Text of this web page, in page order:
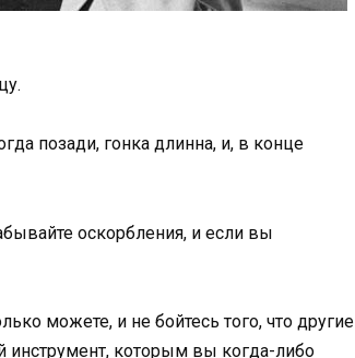
позади, гонка длинна, и, в конце
оскорбления, и если вы
можете, и не бойтесь того, что другие
которым вы когда-либо